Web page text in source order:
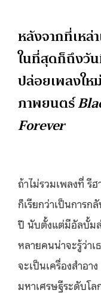
หลังจากที่เห
ในที่สุดก็ถึงวั
ปล่อยเพลงให
ภาพยนตร์
Forever
ถ้าไม่รวมเพลงที่ รี
ก็เรียกว่าเป็นการ
ปี นับตั้งแต่มีอัลบั้มล่
หลายคนน่าจะรู้ว่าเ
จะเป็นเครื่องสำอ
มหาเศรษฐีระดับโ